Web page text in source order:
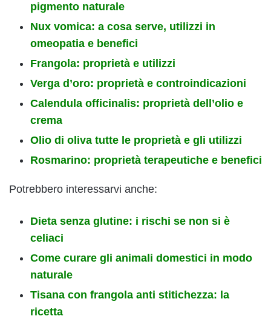
pigmento naturale
Nux vomica: a cosa serve, utilizzi in
omeopatia e benefici
Frangola: proprietà e utilizzi
Verga d’oro: proprietà e controindicazioni
Calendula officinalis: proprietà dell’olio e
crema
Olio di oliva tutte le proprietà e gli utilizzi
Rosmarino: proprietà terapeutiche e benefici
Potrebbero interessarvi anche:
Dieta senza glutine: i rischi se non si è
celiaci
Come curare gli animali domestici in modo
naturale
Tisana con frangola anti stitichezza: la
ricetta